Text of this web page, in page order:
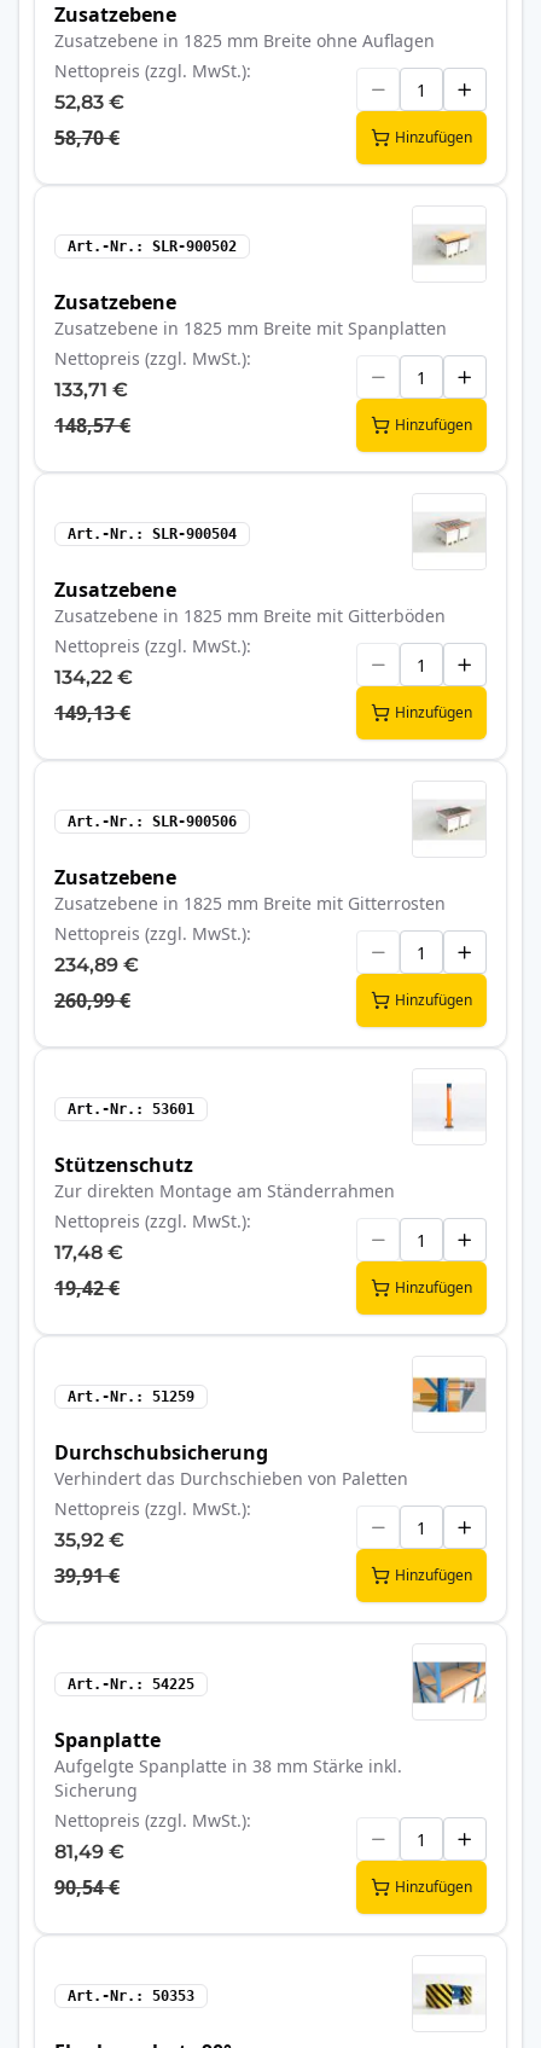
Zusatzebene
Zusatzebene in 1825 mm Breite ohne Auflagen
Nettopreis (zzgl. MwSt.)
52,83 €
58,70 € Hinzufügen
Art.-Nr. SLR-900502
Zusatzebene
Zusatzebene in 1825 mm Breite mit Spanplatten
Nettopreis (zzgl. MwSt.)
133,71 €
148,57 € Hinzufügen
Art.-Nr. SLR-900504
Zusatzebene
Zusatzebene in 1825 mm Breite mit Gitterböden
Nettopreis (zzgl. MwSt.)
134,22 €
149,13 € Hinzufügen
Art.-Nr. SLR-900506
Zusatzebene
Zusatzebene in 1825 mm Breite mit Gitterrosten
Nettopreis (zzgl. MwSt.)
234,89 €
260,99 € Hinzufügen
Art.-Nr. 53601
Stützenschutz
Zur direkten Montage am Ständerrahmen
Nettopreis (zzgl. MwSt.)
17,48 €
19,42 € Hinzufügen
Art.-Nr. 51259
Durchschubsicherung
Verhindert das Durchschieben von Paletten
Nettopreis (zzgl. MwSt.)
35,92 €
39,91 € Hinzufügen
Art.-Nr. 54225
Spanplatte
Aufgelgte Spanplatte in 38 mm Stärke inkl.
Sicherung
Nettopreis (zzgl. MwSt.)
81,49 €
90,54 € Hinzufügen
Art.-Nr. 50353